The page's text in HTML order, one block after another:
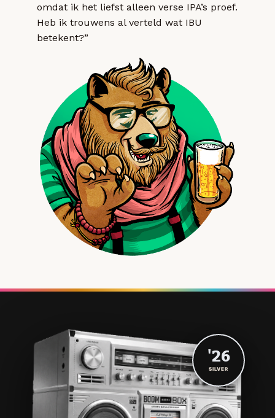
omdat ik het liefst alleen verse IPA’s proef.
Heb ik trouwens al verteld wat IBU
betekent?”
'26
SILVER